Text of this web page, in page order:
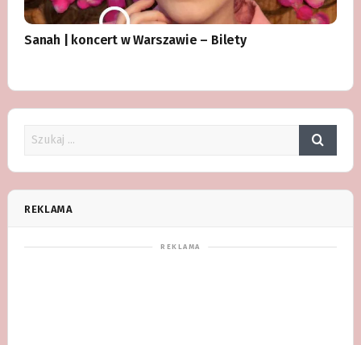
Sanah | koncert w Warszawie – Bilety
REKLAMA